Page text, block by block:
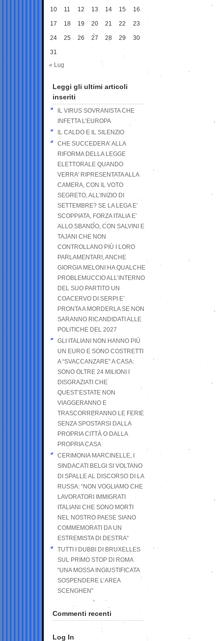
10 11 12 13 14 15 16
17 18 19 20 21 22 23
24 25 26 27 28 29 30
31
« Lug
Leggi gli ultimi articoli
inseriti
IL VIRUS SOVRANISTA CHE
INFETTA L’EUROPA
IL CALDO E IL SILENZIO
CHE SUCCEDERA’ ALLA
RIFORMA DELLA LEGGE
ELETTORALE QUANDO
VERRA’ RIPRESENTATA ALLA
CAMERA, CON IL VOTO
SEGRETO, ALL’INIZIO DI
SETTEMBRE? SE LA LEGA E’
SCOPPIATA, FORZA ITALIA E’
ALLO SBANDO, CON SALVINI E
TAJANI CHE NON
CONTROLLANO PIÙ I LORO
PARLAMENTARI, ANCHE
GIORGIA MELONI HA QUALCHE
PROBLEMUCCIO ALL’INTERNO
DEL SUO PARTITO UN
COACERVO DI SERPI E’
PRONTA A MORDERLA SE NON
SARANNO RICANDIDATI ALLE
POLITICHE DEL 2027
GLI ITALIANI NON HANNO PIÙ
UN EURO E SONO COSTRETTI
A “SVACCANZARE” A CASA:
SONO OLTRE 24 MILIONI I
DISGRAZIATI CHE
QUEST’ESTATE NON
VIAGGERANNO E
TRASCORRERANNO LE FERIE
SENZA SPOSTARSI DALLA
PROPRIA CITTÀ O DALLA
PROPRIA CASA
CERIMONIA MARCINELLE, I
SINDACATI BELGI SI VOLTANO
DI SPALLE AL DISCORSO DI LA
RUSSA: “NON VOGLIAMO CHE
LAVORATORI IMMIGRATI
ITALIANI CHE SONO MORTI
NEL NOSTRO PAESE SIANO
COMMEMORATI DA UN
ESTREMISTA DI DESTRA”
TUTTI I DUBBI DI BRUXELLES
SUL PRIMO STOP DI ROMA
“UNA MOSSA INGIUSTIFICATA
SOSPENDERE L’AREA
SCENGHEN”
Commenti recenti
Log In